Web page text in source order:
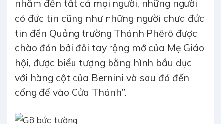
nhắm đến tất cả mọi người, những người
có đức tin cũng như những người chưa đức
tin đến Quảng trường Thánh Phêrô được
chào đón bởi đôi tay rộng mở của Mẹ Giáo
hội, được biểu tượng bằng hình bầu dục
với hàng cột của Bernini và sau đó đến
cổng để vào Cửa Thánh”.